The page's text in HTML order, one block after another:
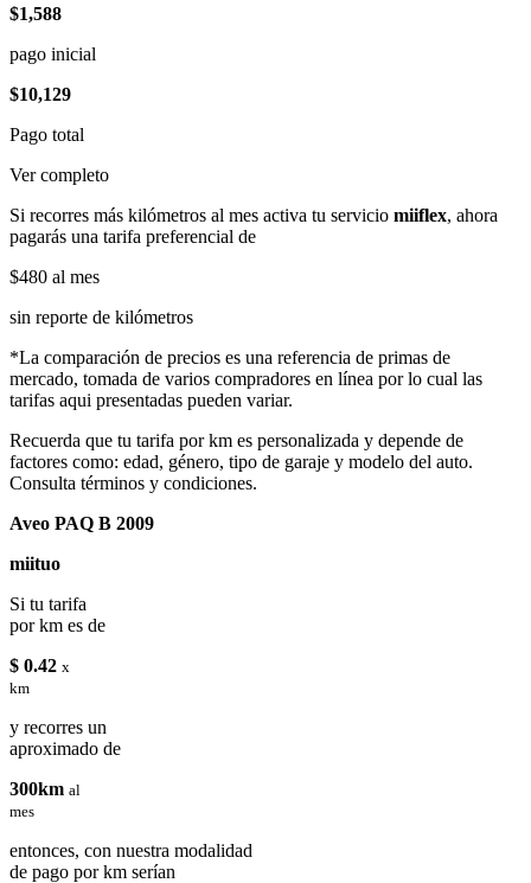
$1,588
pago inicial
$10,129
Pago total
Ver completo
Si recorres más kilómetros al mes activa tu servicio miiflex, ahora
pagarás una tarifa preferencial de
$480 al mes
sin reporte de kilómetros
*La comparación de precios es una referencia de primas de
mercado, tomada de varios compradores en línea por lo cual las
tarifas aqui presentadas pueden variar.
Recuerda que tu tarifa por km es personalizada y depende de
factores como: edad, género, tipo de garaje y modelo del auto.
Consulta términos y condiciones.
Aveo PAQ B 2009
miituo
Si tu tarifa
por km es de
$ 0.42 x
km
y recorres un
aproximado de
300km al
mes
entonces, con nuestra modalidad
de pago por km serían